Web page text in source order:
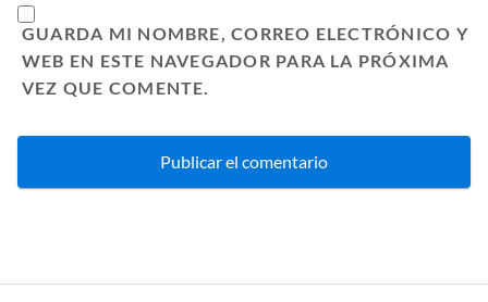
GUARDA MI NOMBRE, CORREO ELECTRÓNICO Y
WEB EN ESTE NAVEGADOR PARA LA PRÓXIMA
VEZ QUE COMENTE.